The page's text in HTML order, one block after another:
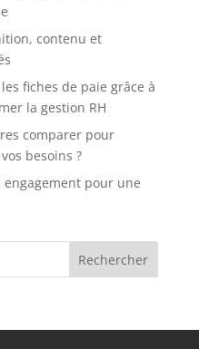
contenu et
fiches de paie grâce à
la gestion RH
comparer pour
besoins ?
engagement pour une